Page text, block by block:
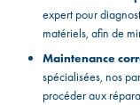
expert pour
matériels, afin de
Maintenance
spécialisées, nos
procéder aux